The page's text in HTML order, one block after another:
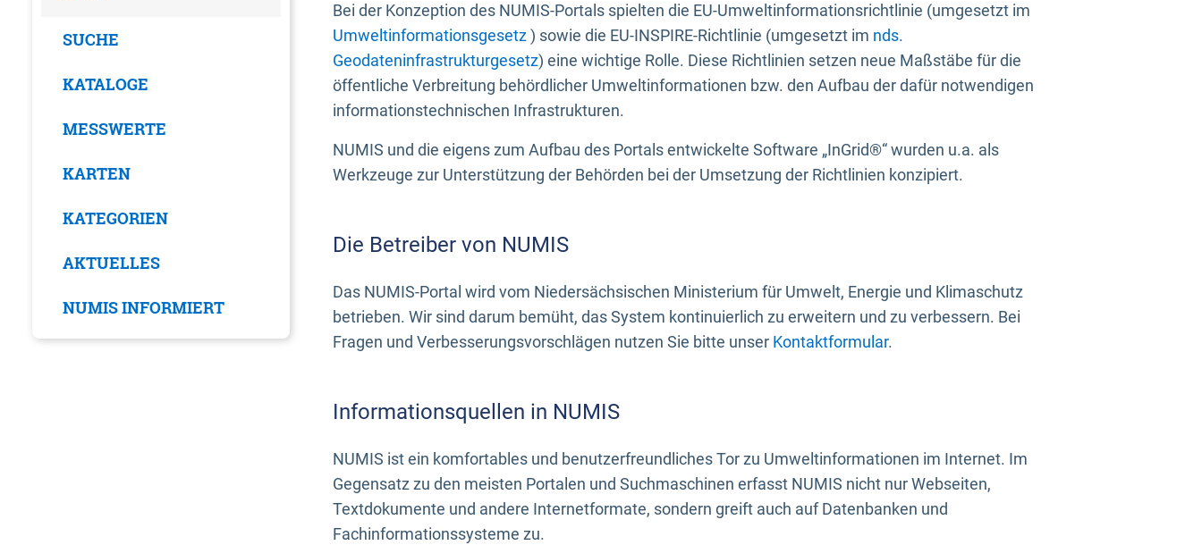
SUCHE
KATALOGE
MESSWERTE
KARTEN
KATEGORIEN
AKTUELLES
NUMIS INFORMIERT
Bei der Konzeption des NUMIS-Portals spielten die EU-Umweltinformationsrichtlinie (umgesetzt im
Umweltinformationsgesetz) sowie die EU-INSPIRE-Richtlinie (umgesetzt im nds.
Geodateninfrastrukturgesetz) eine wichtige Rolle. Diese Richtlinien setzen neue Maßstäbe für die
öffentliche Verbreitung behördlicher Umweltinformationen bzw. den Aufbau der dafür notwendigen
informationstechnischen Infrastrukturen.
NUMIS und die eigens zum Aufbau des Portals entwickelte Software „InGrid®“ wurden u.a. als
Werkzeuge zur Unterstützung der Behörden bei der Umsetzung der Richtlinien konzipiert.
Die Betreiber von NUMIS
Das NUMIS-Portal wird vom Niedersächsischen Ministerium für Umwelt, Energie und Klimaschutz
betrieben. Wir sind darum bemüht, das System kontinuierlich zu erweitern und zu verbessern. Bei
Fragen und Verbesserungsvorschlägen nutzen Sie bitte unser Kontaktformular.
Informationsquellen in NUMIS
NUMIS ist ein komfortables und benutzerfreundliches Tor zu Umweltinformationen im Internet. Im
Gegensatz zu den meisten Portalen und Suchmaschinen erfasst NUMIS nicht nur Webseiten,
Textdokumente und andere Internetformate, sondern greift auch auf Datenbanken und
Fachinformationssysteme zu.